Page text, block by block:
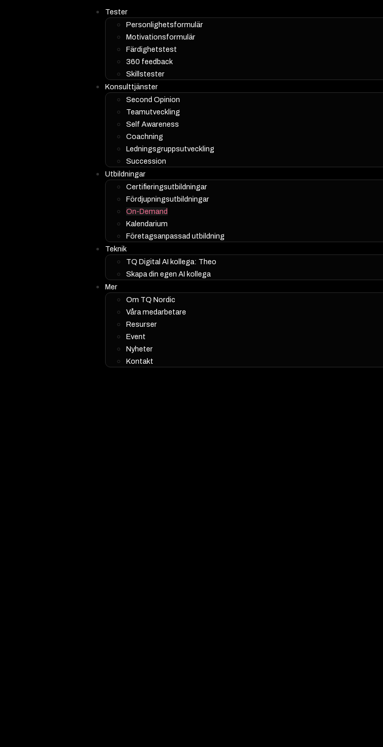
Tester
Personlighetsformulär
Motivationsformulär
Färdighetstest
360 feedback
Skillstester
Konsulttjänster
Second Opinion
Teamutveckling
Self Awareness
Coachning
Ledningsgruppsutveckling
Succession
Utbildningar
Certifieringsutbildningar
Fördjupningsutbildningar
On-Demand
Kalendarium
Företagsanpassad utbildning
Teknik
TQ Digital AI kollega: Theo
Skapa din egen AI kollega
Mer
Om TQ Nordic
Våra medarbetare
Resurser
Event
Nyheter
Kontakt